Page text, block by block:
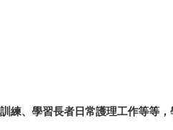
練、學習長者日常護理工作等等